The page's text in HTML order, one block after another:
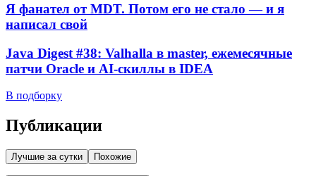
Я фанател от MDT. Потом его не стало — и я
написал свой
Java Digest #38: Valhalla в master, ежемесячные
патчи Oracle и AI-скиллы в IDEA
В подборку
Публикации
Лучшие за сутки Похожие